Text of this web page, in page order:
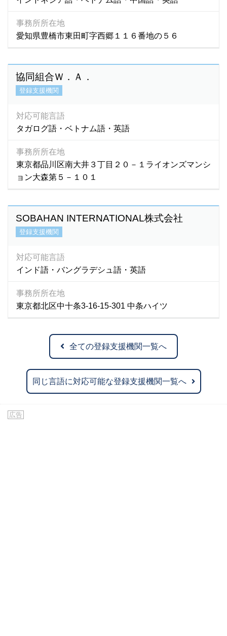
事務所所在地
愛知県豊橋市東田町字西郷１１６番地の５６
協同組合Ｗ．Ａ．
登録支援機関
対応可能言語
タガログ語・ベトナム語・英語
事務所所在地
東京都品川区南大井３丁目２０－１ライオンズマンシ
ョン大森第５－１０１
SOBAHAN INTERNATIONAL株式会社
登録支援機関
対応可能言語
インド語・バングラデシュ語・英語
事務所所在地
東京都北区中十条3-16-15-301 中条ハイツ
全ての登録支援機関一覧へ
同じ言語に対応可能な登録支援機関一覧へ
広告